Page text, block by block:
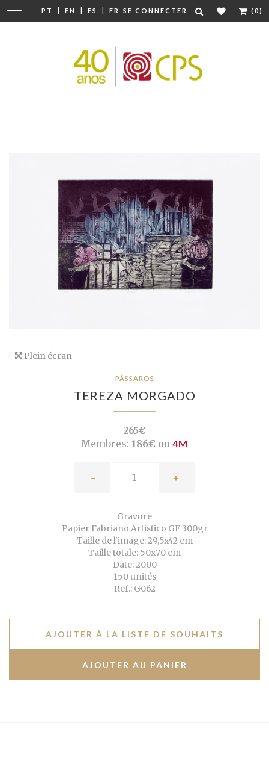
PT | EN | ES | FR SE CONNECTER (0)
Modifier
la
Plein écran
PÁSSAROS
TEREZA MORGADO
265€
Membres: 186€ ou 4M
- +
Gravure
Papier Fabriano Artistico GF 300gr
Taille de l'image: 29,5x42 cm
Taille totale: 50x70 cm
Date: 2000
150 unités
Ref.: G062
AJOUTER À LA LISTE DE SOUHAITS